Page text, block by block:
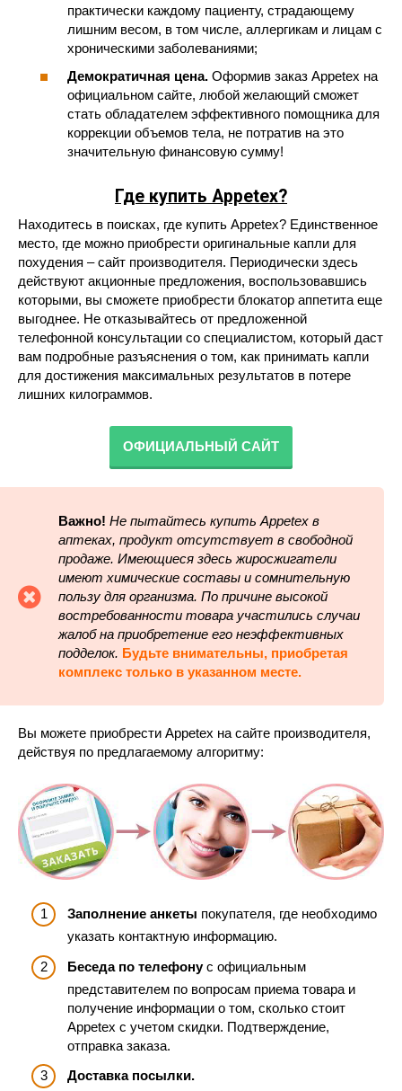
практически каждому пациенту, страдающему
лишним весом, в том числе, аллергикам и лицам с
хроническими заболеваниями;
Демократичная цена. Оформив заказ Appetex на
официальном сайте, любой желающий сможет
стать обладателем эффективного помощника для
коррекции объемов тела, не потратив на это
значительную финансовую сумму!
Где купить Appetex?
Находитесь в поисках, где купить Appetex? Единственное
место, где можно приобрести оригинальные капли для
похудения – сайт производителя. Периодически здесь
действуют акционные предложения, воспользовавшись
которыми, вы сможете приобрести блокатор аппетита еще
выгоднее. Не отказывайтесь от предложенной
телефонной консультации со специалистом, который даст
вам подробные разъяснения о том, как принимать капли
для достижения максимальных результатов в потере
лишних килограммов.
ОФИЦИАЛЬНЫЙ САЙТ
Важно! Не пытайтесь купить Appetex в
аптеках, продукт отсутствует в свободной
продаже. Имеющиеся здесь жиросжигатели
имеют химические составы и сомнительную
пользу для организма. По причине высокой
востребованности товара участились случаи
жалоб на приобретение его неэффективных
подделок. Будьте внимательны, приобретая
комплекс только в указанном месте.
Вы можете приобрести Appetex на сайте производителя,
действуя по предлагаемому алгоритму:
Заполнение анкеты покупателя, где необходимо
указать контактную информацию.
Беседа по телефонус официальным
представителем по вопросам приема товара и
получение информации о том, сколько стоит
Appetex с учетом скидки. Подтверждение,
отправка заказа.
Доставка посылки.